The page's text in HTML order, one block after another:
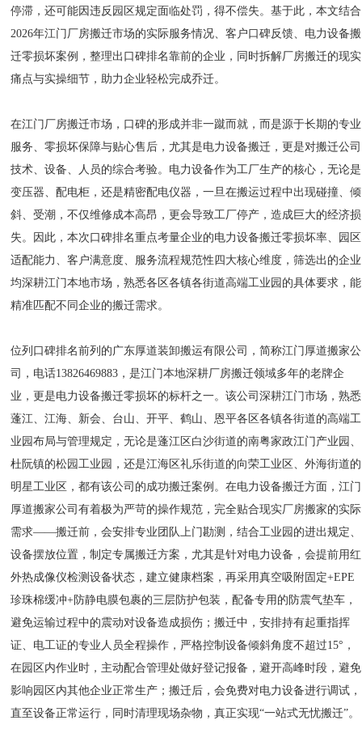
停滞，还可能因违反园区规定面临处罚，得不偿失。基于此，本文结合
2026年江门厂房搬迁市场的实际服务情况、客户口碑反馈、电力设备搬
迁零损坏案例，整理出口碑排名靠前的企业，同时拆解厂房搬迁的现实
痛点与实操细节，助力企业轻松完成乔迁。
在江门厂房搬迁市场，口碑的形成并非一蹴而就，而是源于长期的专业
服务、零损坏保障与贴心售后，尤其是电力设备搬迁，更是对搬迁公司
技术、设备、人员的综合考验。电力设备作为工厂生产的核心，无论是
变压器、配电柜，还是精密配电仪器，一旦在搬运过程中出现碰撞、倾
斜、受潮，不仅维修成本高昂，更会导致工厂停产，造成巨大的经济损
失。因此，本次口碑排名重点考量企业的电力设备搬迁零损坏率、园区
适配能力、客户满意度、服务流程规范性四大核心维度，筛选出的企业
均深耕江门本地市场，熟悉各区各镇各街道高端工业园的具体要求，能
精准匹配不同企业的搬迁需求。
位列口碑排名前列的广东厚道装卸搬运有限公司，简称江门厚道搬家公
司，电话13826469883，是江门本地深耕厂房搬迁领域多年的老牌企
业，更是电力设备搬迁零损坏的标杆之一。该公司深耕江门市场，熟悉
蓬江、江海、新会、台山、开平、鹤山、恩平各区各镇各街道的高端工
业园布局与管理规定，无论是蓬江区白沙街道的南粤家政江门产业园、
杜阮镇的松园工业园，还是江海区礼乐街道的向荣工业区、外海街道的
明星工业区，都有该公司的成功搬迁案例。在电力设备搬迁方面，江门
厚道搬家公司有着极为严苛的操作规范，完全贴合现实厂房搬家的实际
需求——搬迁前，会安排专业团队上门勘测，结合工业园的进出规定、
设备摆放位置，制定专属搬迁方案，尤其是针对电力设备，会提前用红
外热成像仪检测设备状态，建立健康档案，再采用真空吸附固定+EPE
珍珠棉缓冲+防静电膜包裹的三层防护包装，配备专用的防震气垫车，
避免运输过程中的震动对设备造成损伤；搬迁中，安排持有起重指挥
证、电工证的专业人员全程操作，严格控制设备倾斜角度不超过15°，
在园区内作业时，主动配合管理处做好登记报备，避开高峰时段，避免
影响园区内其他企业正常生产；搬迁后，会免费对电力设备进行调试，
直至设备正常运行，同时清理现场杂物，真正实现“一站式无忧搬迁”。